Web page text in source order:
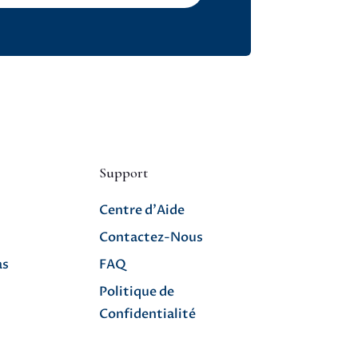
Support
Centre d’Aide
Contactez-Nous
FAQ
Politique de
Confidentialité